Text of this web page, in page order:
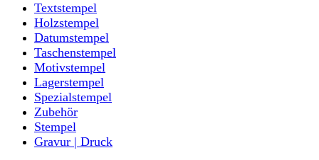
Textstempel
Holzstempel
Datumstempel
Taschenstempel
Motivstempel
Lagerstempel
Spezialstempel
Zubehör
Stempel
Gravur | Druck